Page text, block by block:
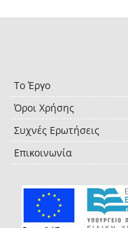
Το Έργο
Όροι Χρήσης
Συχνές Ερωτήσεις
Επικοινωνία